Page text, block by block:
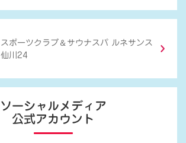
スポーツクラブ ＆ サウナスパ ルネサンス
仙川24
ソーシャルメディア
公式アカウント